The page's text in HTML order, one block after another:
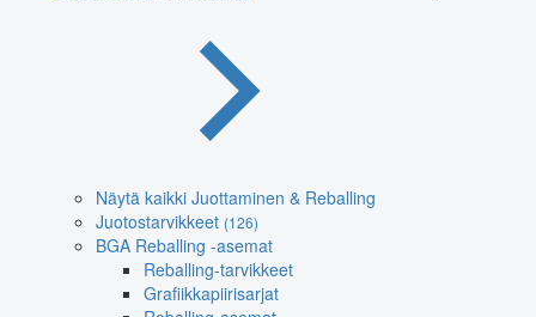
Näytä kaikki Juottaminen & Reballing
Juotostarvikkeet (126)
BGA Reballing -asemat
Reballing-tarvikkeet
Grafiikkapiirisarjat